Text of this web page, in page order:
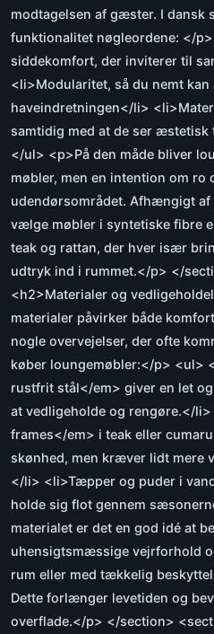
modtagelsen af gæster. I dansk
funktionalitet nøgleordene: </
siddekomfort, der inviterer til
<li>Modularitet, så du nemt
haveindretningen</li>
samtidig med at de ser
</ul> <p>På den måde bliver
møbler, men en intention om
udendørsområdet. Afhængigt af
vælge møbler i syntetiske fibre
teak og rattan, der hver især
udtryk ind i rummet.</p> </
<h2>Materialer og
materialer påvirker både
nogle overvejelser, der ofte
køber loungemøbler:</p> <ul>
rustfrit stål</em> giver en let
at vedligeholde og rengøre.</
frames</em> i teak eller
skønhed, men kræver lidt mere
</li> <li>Tæpper og puder i
holde sig flot gennem
materialet er det en god idé at
uhensigtsmæssige vejrforhold
rum eller med tækkelig
Dette forlænger levetiden og
overflade.</p> </section>